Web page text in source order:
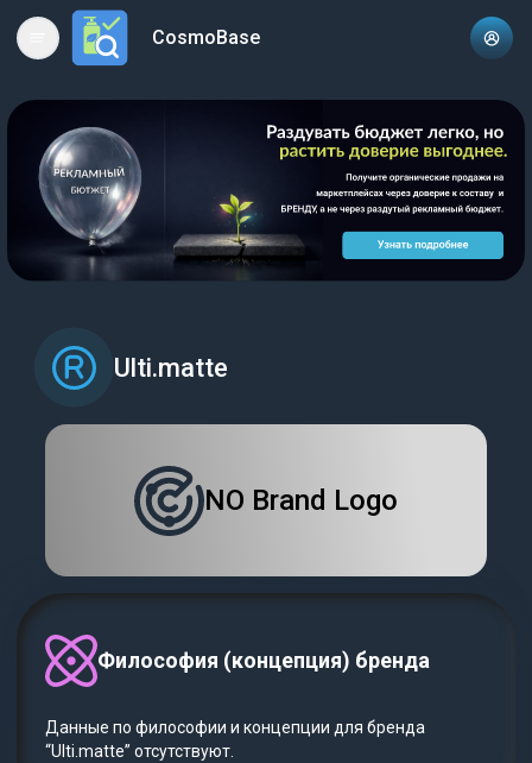
Open main menuCosmoBase
Ulti.matte
NO Brand Logo
Философия (концепция) бренда
Данные по философии и концепции для бренда
“Ulti.matte” отсутствуют.